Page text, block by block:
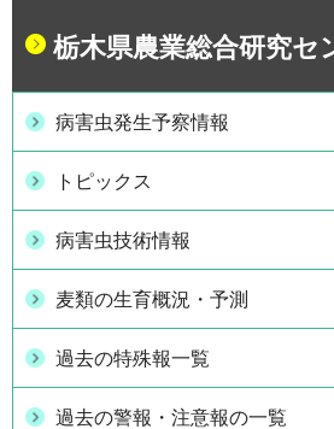
栃木県農業総合研究セ
病害虫発生予察情報
トピックス
病害虫技術情報
麦類の生育概況・予測
過去の特殊報一覧
過去の警報・注意報の一覧